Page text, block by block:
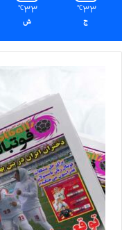
33
℃
ج
33
℃
ش